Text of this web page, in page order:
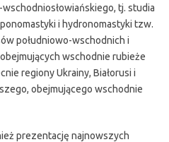
tj. studia
i hydronomastyki tzw.
południowo-wschodnich i
wschodnie rubieże
regiony Ukrainy, Białorusi i
obejmującego wschodnie
prezentację najnowszych